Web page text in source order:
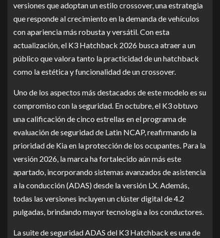
versiones que adoptan un estilo crossover, una estrategia
que responde al crecimiento en la demanda de vehículos
con apariencia más robusta y versátil. Con esta
actualización, el K3 Hatchback 2026 busca atraer a un
público que valora tanto la practicidad de un hatchback
como la estética y funcionalidad de un crossover.
Uno de los aspectos más destacados de este modelo es su
compromiso con la seguridad. En octubre, el K3 obtuvo
una calificación de cinco estrellas en el programa de
evaluación de seguridad de Latin NCAP, reafirmando la
prioridad de Kia en la protección de los ocupantes. Para la
versión 2026, la marca ha fortalecido aún más este
apartado, incorporando sistemas avanzados de asistencia
a la conducción (ADAS) desde la versión LX. Además,
todas las versiones incluyen un clúster digital de 4.2
pulgadas, brindando mayor tecnología a los conductores.
La suite de seguridad ADAS del K3 Hatchback es una de